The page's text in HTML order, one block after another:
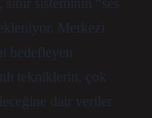
sinir sisteminin “ses
Merkezi
hedefleyen
tekniklerin, çok
dair veriler